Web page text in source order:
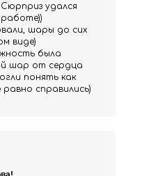
удался
шары до сих
виде)
была
шар от сердца
понять как
справились)